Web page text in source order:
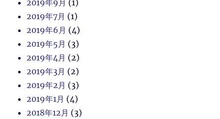
2019年9月 (1)
2019年7月 (1)
2019年6月 (4)
2019年5月 (3)
2019年4月 (2)
2019年3月 (2)
2019年2月 (3)
2019年1月 (4)
2018年12月 (3)